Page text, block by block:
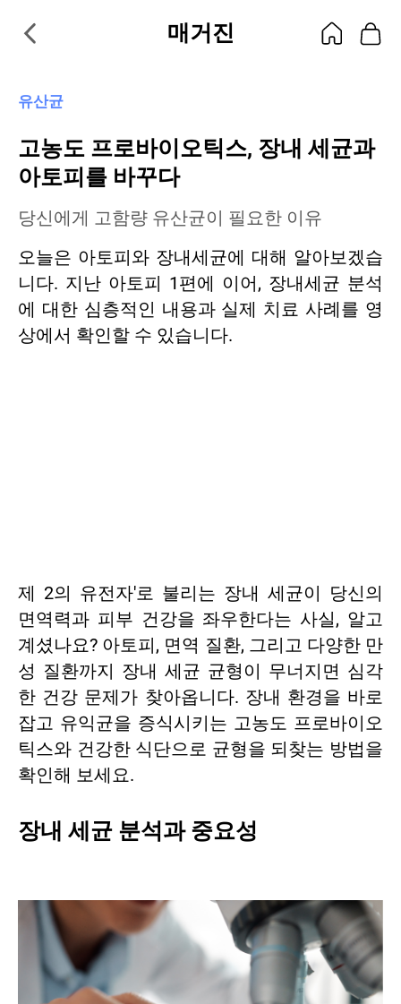
매거진
유산균
고농도 프로바이오틱스, 장내 세균과
아토피를 바꾸다
당신에게 고함량 유산균이 필요한 이유
오늘은 아토피와 장내세균에 대해 알아보겠습
니다. 지난 아토피 1편에 이어, 장내세균 분석
에 대한 심층적인 내용과 실제 치료 사례를 영
상에서 확인할 수 있습니다.
제 2의 유전자'로 불리는 장내 세균이 당신의
면역력과 피부 건강을 좌우한다는 사실, 알고
계셨나요? 아토피, 면역 질환, 그리고 다양한 만
성 질환까지 장내 세균 균형이 무너지면 심각
한 건강 문제가 찾아옵니다. 장내 환경을 바로
잡고 유익균을 증식시키는 고농도 프로바이오
틱스와 건강한 식단으로 균형을 되찾는 방법을
확인해 보세요.
장내 세균 분석과 중요성